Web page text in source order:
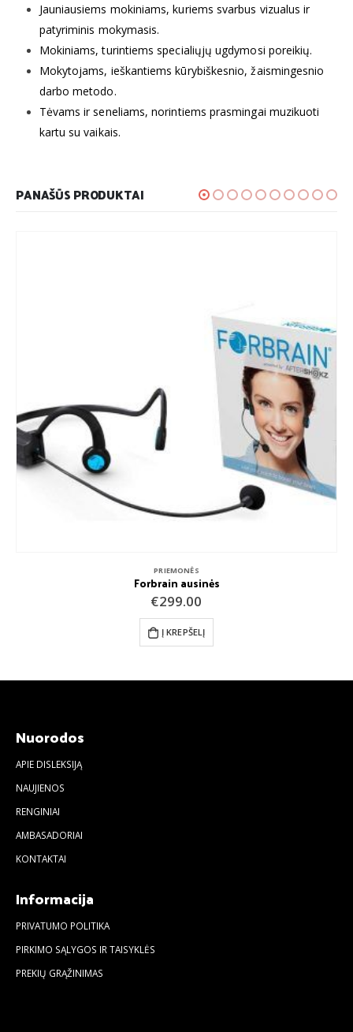
Jauniausiems mokiniams, kuriems svarbus vizualus ir
patyriminis mokymasis.
Mokiniams, turintiems specialiųjų ugdymosi poreikių.
Mokytojams, ieškantiems kūrybiškesnio, žaismingesnio
darbo metodo.
Tėvams ir seneliams, norintiems prasmingai muzikuoti
kartu su vaikais.
PANAŠŪS PRODUKTAI
KNYGOS
Disleksija – nuo įvertinimo iki įveikos
€18.99
Į KREPŠELĮ
Nuorodos
APIE DISLEKSIJĄ
NAUJIENOS
RENGINIAI
AMBASADORIAI
KONTAKTAI
Informacija
PRIVATUMO POLITIKA
PIRKIMO SĄLYGOS IR TAISYKLĖS
PREKIŲ GRĄŽINIMAS